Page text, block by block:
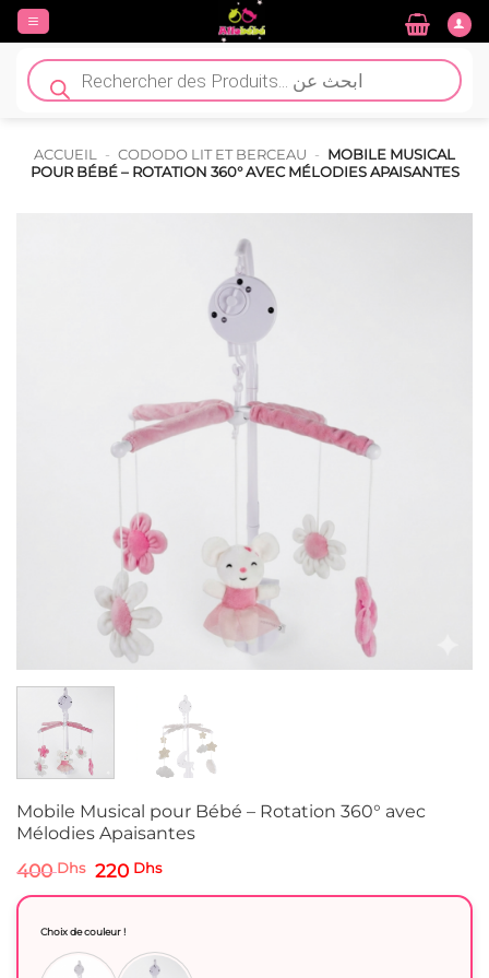
Passer
contenu
Recherche
de
produits
ACCUEIL - CODODO LIT ET BERCEAU - MOBILE MUSICAL
POUR BÉBÉ – ROTATION 360° AVEC MÉLODIES APAISANTES
Mobile Musical pour Bébé – Rotation 360° avec
Mélodies Apaisantes
400Dhs Le
était :
400 Dhs.
220 DhsLe
Choix de couleur !